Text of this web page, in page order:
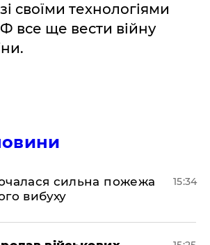
своїми технологіями
все ще вести війну
сильна пожежа
вибуху
15:34